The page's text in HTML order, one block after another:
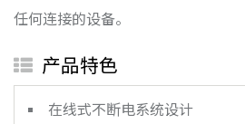
任何连接的设备。
产品特色
在线式不断电系统设计